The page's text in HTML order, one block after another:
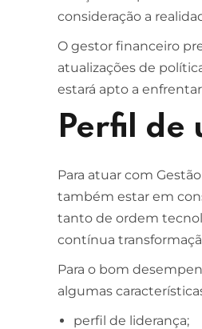
consideração a
O gestor financeiro
atualizações de
estará apto a
Perfil de
Para atuar com
também estar em
tanto de ordem
contínua
Para o bom
algumas
perfil de liderança;
ESCOLA DE NEGÓCIOS NOTURNO